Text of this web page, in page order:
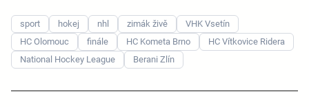
sport hokej nhl zimák živě
VHK Vsetín
HC Olomouc
finále HC Kometa Brno
HC Vítkovice Ridera
National Hockey League
Berani Zlín